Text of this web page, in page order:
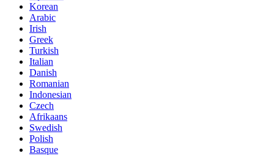
Korean
Arabic
Irish
Greek
Turkish
Italian
Danish
Romanian
Indonesian
Czech
Afrikaans
Swedish
Polish
Basque